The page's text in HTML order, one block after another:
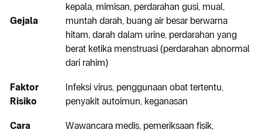
Gejala
kepala, mimisan, perdarahan gusi, mual,
muntah darah, buang air besar berwarna
hitam, darah dalam urine, perdarahan yang
berat ketika menstruasi (perdarahan abnormal
dari rahim)
Faktor
Risiko
Infeksi virus, penggunaan obat tertentu,
penyakit autoimun, keganasan
Cara
Wawancara medis, pemeriksaan fisik,